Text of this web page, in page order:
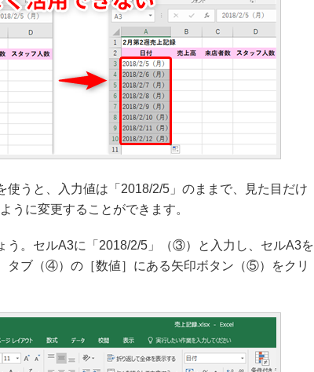
うと、入力値は「2018/2/5」のままで、見た目だけ
うに変更することができます。
。セルA3に「2018/2/5」（③）と入力し、セルA3を
タブ（④）の［数値］にある矢印ボタン（⑤）をクリ